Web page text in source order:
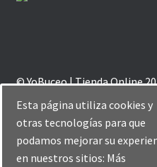
© YoBuceo | Tienda Online
Política de Privacidad
WooCommerce.
Esta página utiliza cookies y
otras tecnologías para que
podamos mejorar su
en nuestros sitios: Más